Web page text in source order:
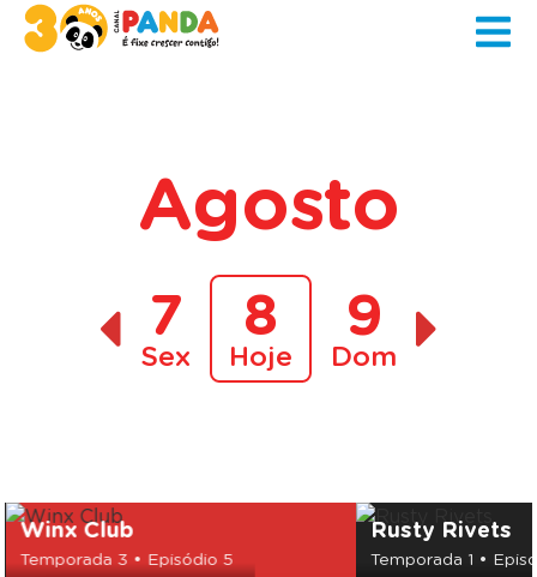
Agosto
7
Sex
8
Hoje
9
Dom
Winx Club
Temporada 3 • Episódio 5
Rusty Rivets
Temporada 1 •